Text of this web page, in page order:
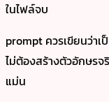
ในไฟล์จบ
prompt ควรเขียนว่า
ไม่ต้องสร้างตัวอักษรจ
แม่น